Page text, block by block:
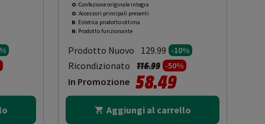
da
O: Confezione originale integra
O: Accessori principali presenti
B: Estetica prodotto ottima
N: Prodotto funzionante
Prodotto Nuovo 129.99 -10%
Ricondizionato Prezzo ridotto da
116.99a-50%
In Promozione 58.49
Aggiungi al carrello